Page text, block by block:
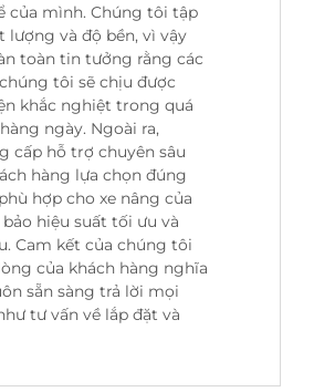
của mình. Chúng tôi tập
lượng và độ bền, vì vậy
toàn tin tưởng rằng các
tôi sẽ chịu được
khắc nghiệt trong quá
ngày. Ngoài ra,
cấp hỗ trợ chuyên sâu
hàng lựa chọn đúng
hợp cho xe nâng của
hiệu suất tối ưu và
Cam kết của chúng tôi
của khách hàng nghĩa
sẵn sàng trả lời mọi
tư vấn về lắp đặt và